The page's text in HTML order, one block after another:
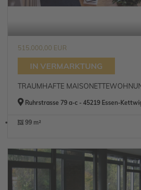
515.000,00 EUR
IN VERMARKTUNG
TRAUMHAFTE
Ruhrstrasse 79 a-c - 45219 Essen-
99 m²